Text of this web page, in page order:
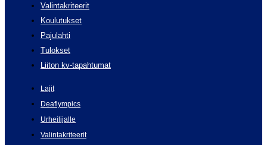
Valintakriteerit
Koulutukset
Pajulahti
Tulokset
Liiton kv-tapahtumat
Lajit
Deaflympics
Urheilijalle
Valintakriteerit